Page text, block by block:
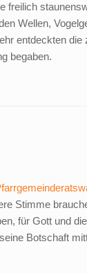
freilich
Wellen,
entdeckten
begaben.
Stimme
für Gott und
Botschaft